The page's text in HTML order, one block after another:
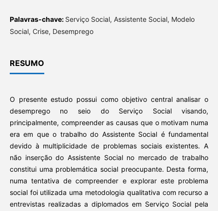
Palavras-chave: Serviço Social, Assistente Social, Modelo
Social, Crise, Desemprego
RESUMO
O presente estudo possui como objetivo central analisar o
desemprego no seio do Serviço Social visando,
principalmente, compreender as causas que o motivam numa
era em que o trabalho do Assistente Social é fundamental
devido à multiplicidade de problemas sociais existentes. A
não inserção do Assistente Social no mercado de trabalho
constitui uma problemática social preocupante. Desta forma,
numa tentativa de compreender e explorar este problema
social foi utilizada uma metodologia qualitativa com recurso a
entrevistas realizadas a diplomados em Serviço Social pela